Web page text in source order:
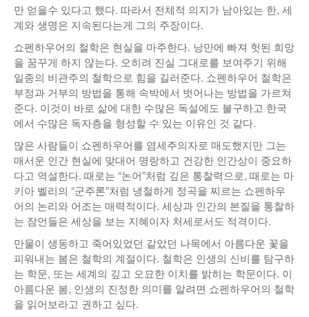
만 얻을수 있다고 했다. 따라서 전체적 의지가 남아있는 한, 세
계와 생명은 지속된다는게 그의 주장이다.
쇼펜하우어의 철학은 현실을 마주한다. 낭만에 빠져 헛된 희망
을 꿈꾸게 하지 않는다. 오히려 진실 그대로를 보여주기 위해
일종의 비관주의 철학으로 힘을 길러준다. 쇼펜하우어 철학은
부정과 거부의 방법을 통해 속박에서 벗어나는 방법을 가르쳐
준다. 이것이 바로 삶에 대한 수많은 독설에도 불구하고 한국
에서 수많은 독자층을 형성할 수 있는 이유인 것 같다.
많은 사람들이 쇼펜하우어를 염세주의자로 매도했지만 그는
매서운 인간 현실에 맞대어 명랑하고 건강한 인간상이 중요하
다고 역설한다. 때로는 “논어”처럼 깊은 통찰력으로, 때로는 마
키아 벨리의 “군주론”처럼 냉철하게 정곡을 찌르는 쇼펜하우
어의 논리와 어조는 매력적이다. 세상과 인간의 본질을 통찰하
는 잠언들은 세상을 보는 지혜이자 처세로서도 적격이다.
만물이 생동하고 죽어있었던 같았던 나목에서 아름다운 꽃을
피워내는 봄은 철학의 계절이다. 철학은 인생의 신비를 탐구하
는 학문, 또는 세계의 깊고 오묘한 이치를 밝히는 학문이다. 이
아름다운 봄, 인생의 진정한 의미를 알려면 쇼펜하우어의 철학
을 읽어보라고 권하고 싶다.